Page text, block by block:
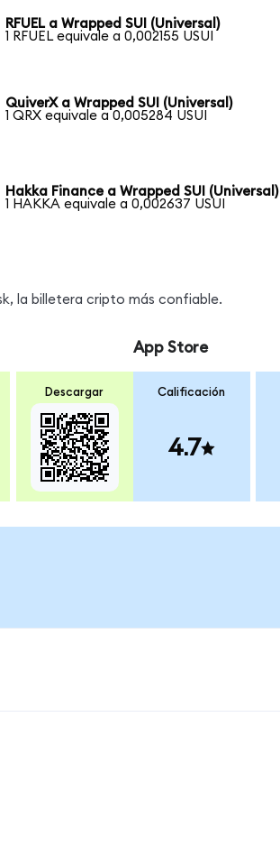
RFUEL a Wrapped SUI (Universal)
1 RFUEL equivale a 0,002155 USUI
QuiverX a Wrapped SUI (Universal)
1 QRX equivale a 0,005284 USUI
Hakka Finance a Wrapped SUI (Universal)
1 HAKKA equivale a 0,002637 USUI
la billetera cripto más confiable.
Descargar
App Store
Calificación
4.7